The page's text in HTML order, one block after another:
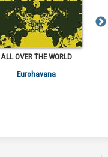
ALL OVER THE WORLD
Eurohavana